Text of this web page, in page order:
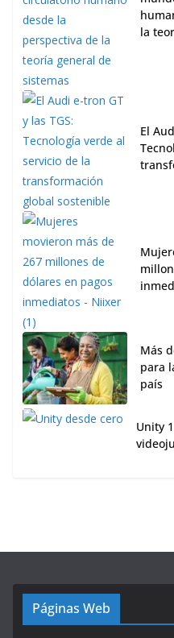
la
El
Más
para
país
Unity
Páginas Web